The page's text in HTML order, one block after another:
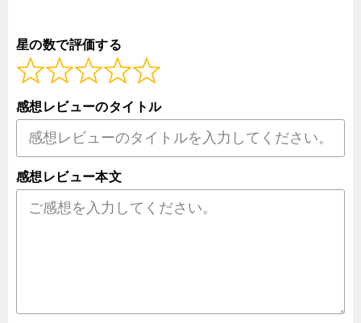
星の数で評価する
感想レビューのタイトル
感想レビュー本文